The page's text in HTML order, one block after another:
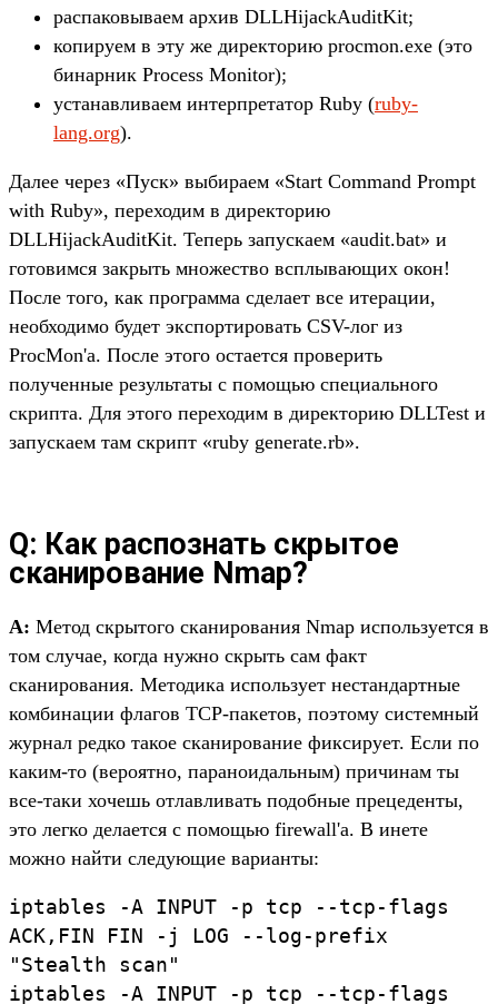
распаковываем архив DLLHijackAuditKit;
копируем в эту же директорию procmon.exe (это
бинарник Process Monitor);
устанавливаем интерпретатор Ruby (ruby-
lang.org).
Далее через «Пуск» выбираем «Start Command Prompt
with Ruby», переходим в директорию
DLLHijackAuditKit. Теперь запускаем «audit.bat» и
готовимся закрыть множество всплывающих окон!
После того, как программа сделает все итерации,
необходимо будет экспортировать CSV-лог из
ProcMon'а. После этого остается проверить
полученные результаты с помощью специального
скрипта. Для этого переходим в директорию DLLTest и
запускаем там скрипт «ruby generate.rb».
Q: Как распознать скрытое
сканирование Nmap?
A: Метод скрытого сканирования Nmap используется в
том случае, когда нужно скрыть сам факт
сканирования. Методика использует нестандартные
комбинации флагов TCP-пакетов, поэтому системный
журнал редко такое сканирование фиксирует. Если по
каким-то (вероятно, параноидальным) причинам ты
все-таки хочешь отлавливать подобные прецеденты,
это легко делается с помощью firewall'а. В инете
можно найти следующие варианты:
iptables -A INPUT -p tcp --tcp-flags
ACK,FIN FIN -j LOG --log-prefix
"Stealth scan"
iptables -A INPUT -p tcp --tcp-flags